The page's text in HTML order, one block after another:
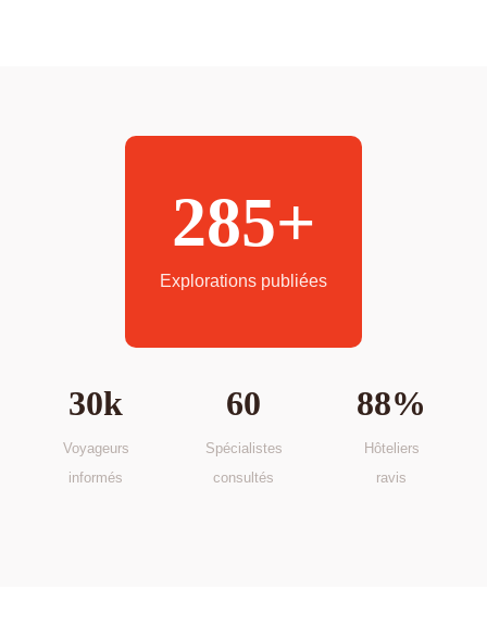
285+
Explorations publiées
30k
Voyageurs
informés
60
Spécialistes
consultés
88%
Hôteliers
ravis